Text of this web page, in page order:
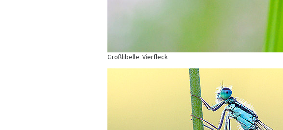
Großlibelle: Vierfleck